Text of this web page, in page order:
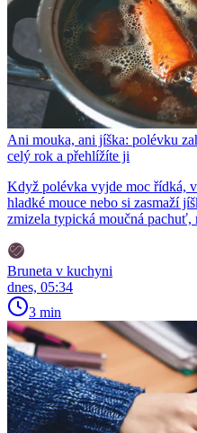
Ani mouka, ani jíška: polévku
celý rok a přehlížíte ji
Když polévka vyjde moc řídká,
hladké mouce nebo si zasmaží
zmizela typická moučná pachuť,
Bruneta v kuchyni
dnes, 05:34
3 min